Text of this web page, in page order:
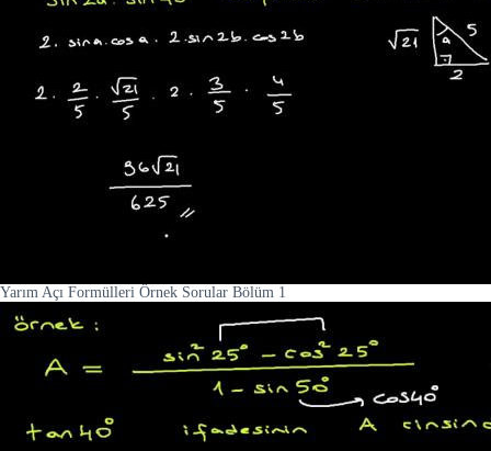
Yarım Açı Formülleri Örnek Sorular Bölüm 1